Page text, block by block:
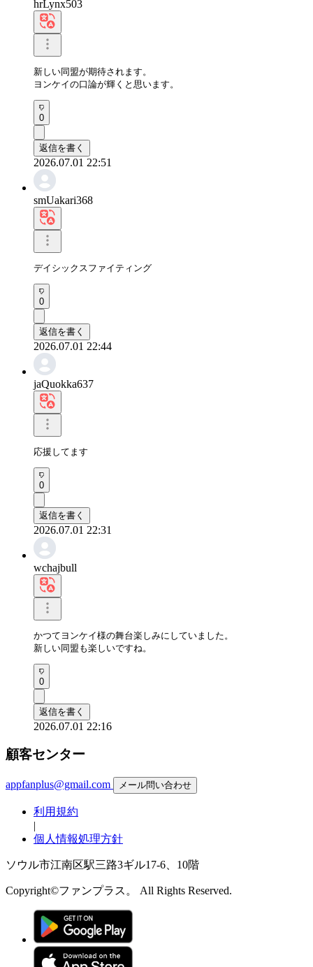
hrLynx503
新しい同盟が期待されます。
ヨンケイの口論が輝くと思います。
0
返信を書く
2026.07.01 22:51
smUakari368
デイシックスファイティング
0
返信を書く
2026.07.01 22:44
jaQuokka637
応援してます
0
返信を書く
2026.07.01 22:31
wchajbull
かつてヨンケイ様の舞台楽しみにしていました。
新しい同盟も楽しいですね。
0
返信を書く
2026.07.01 22:16
顧客センター
appfanplus@gmail.com メール問い合わせ
利用規約
|
個人情報処理方針
ソウル市江南区駅三路3ギル17-6、10階
Copyright©ファンプラス。 All Rights Reserved.